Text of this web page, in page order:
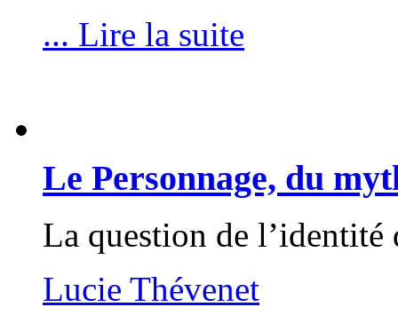
... Lire la suite
Le Personnage, du
La question de l’identité
Lucie Thévenet